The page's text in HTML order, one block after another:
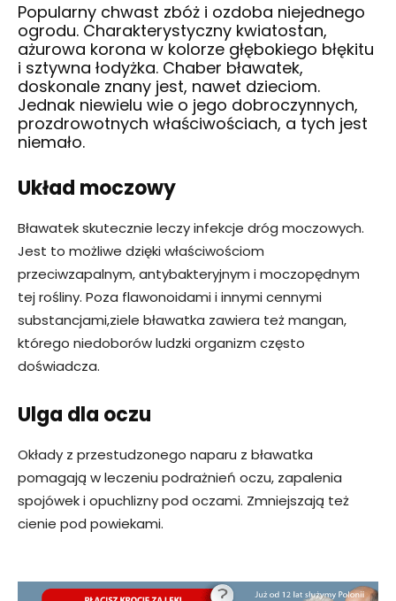
Popularny chwast zbóż i ozdoba niejednego
ogrodu. Charakterystyczny kwiatostan,
ażurowa korona w kolorze głębokiego błękitu
i sztywna łodyżka. Chaber bławatek,
doskonale znany jest, nawet dzieciom.
Jednak niewielu wie o jego dobroczynnych,
prozdrowotnych właściwościach, a tych jest
niemało.
Układ moczowy
Bławatek skutecznie leczy infekcje dróg moczowych.
Jest to możliwe dzięki właściwościom
przeciwzapalnym, antybakteryjnym i moczopędnym
tej rośliny. Poza flawonoidami i innymi cennymi
substancjami,ziele bławatka zawiera też mangan,
którego niedoborów ludzki organizm często
doświadcza.
Ulga dla oczu
Okłady z przestudzonego naparu z bławatka
pomagają w leczeniu podrażnień oczu, zapalenia
spojówek i opuchlizny pod oczami. Zmniejszają też
cienie pod powiekami.